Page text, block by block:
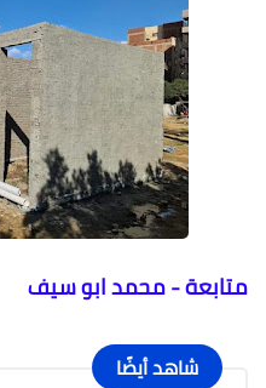
متابعة - محمد ابو سيف
شاهد أيضًا